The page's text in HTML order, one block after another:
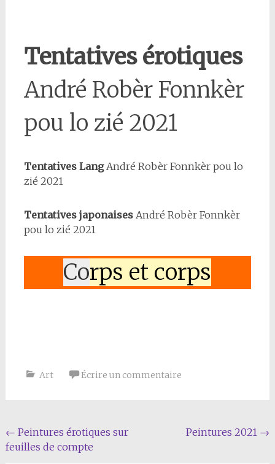
Tentatives érotiques
André Robèr Fonnkèr
pou lo zié 2021
Tentatives LangAndré Robèr Fonnkèr pou lo
zié 2021
Tentatives japonaises André Robèr Fonnkèr
pou lo zié 2021
Corps et corps
Art Écrire un commentaire
Navigation
de
← Peintures érotiques sur
feuilles de compte
Peintures 2021 →